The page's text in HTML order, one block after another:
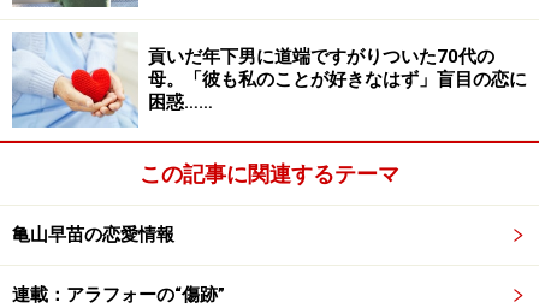
じ』なんですよね」
そのままにしておくと暴走する可能性もなきにしもあら
ずだと判断した彼女は、まずは自分の上司に相談した。
っと大ごとにするかと聞かれました。とにかくやめてく
貢いだ年下男に道端ですがりついた70代の
母。「彼も私のことが好きなはず」盲目の恋に
困惑……
この記事に関連するテーマ
亀山早苗の恋愛情報
連載：アラフォーの“傷跡”